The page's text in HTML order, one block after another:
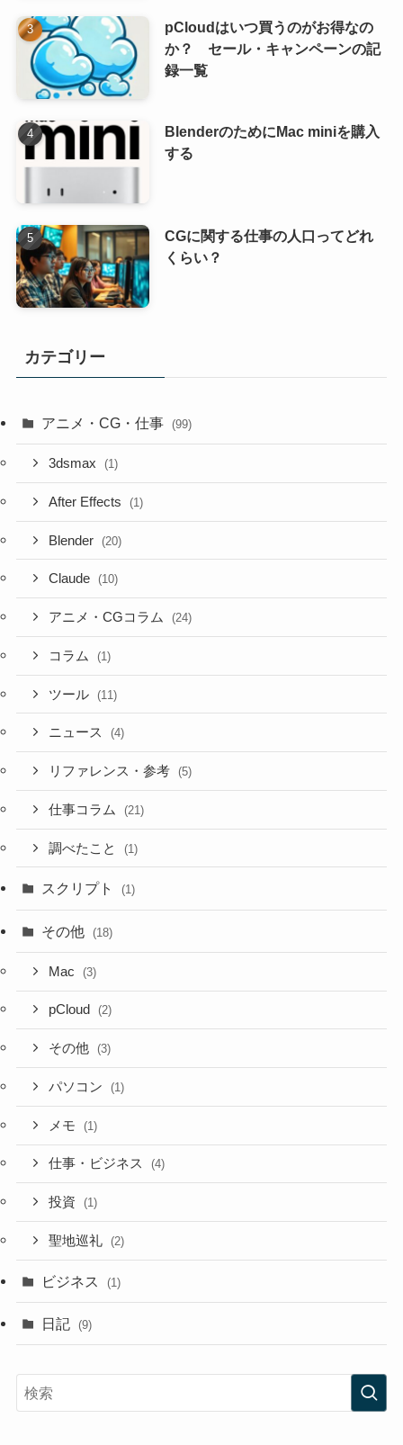
pCloudはいつ買うのがお得なの
か？ セール・キャンペーンの記
録一覧
BlenderのためにMac miniを購入
する
CGに関する仕事の人口ってどれ
くらい？
カテゴリー
アニメ・CG・仕事 (99)
3dsmax (1)
After Effects (1)
Blender (20)
Claude (10)
アニメ・CGコラム (24)
コラム (1)
ツール (11)
ニュース (4)
リファレンス・参考 (5)
仕事コラム (21)
調べたこと (1)
スクリプト (1)
その他 (18)
Mac (3)
pCloud (2)
その他 (3)
パソコン (1)
メモ (1)
仕事・ビジネス (4)
投資 (1)
聖地巡礼 (2)
ビジネス (1)
日記 (9)